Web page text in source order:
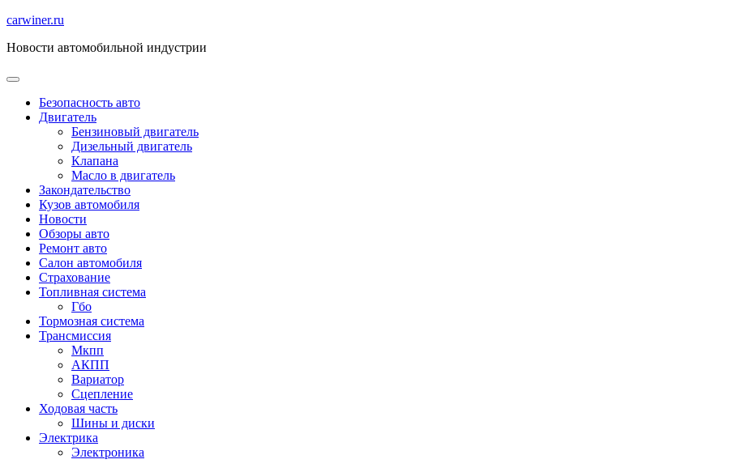
Перейти
содержимому
carwiner.ru
Новости автомобильной индустрии
Безопасность авто
Двигатель
Бензиновый двигатель
Дизельный двигатель
Клапана
Масло в двигатель
Закондательство
Кузов автомобиля
Новости
Обзоры авто
Ремонт авто
Салон автомобиля
Страхование
Топливная система
Гбо
Тормозная система
Трансмиссия
Мкпп
АКПП
Вариатор
Сцепление
Ходовая часть
Шины и диски
Электрика
Электроника